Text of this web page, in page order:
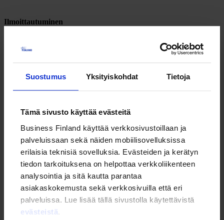
Suostumus Yksityiskohdat Tietoja
Tämä sivusto käyttää evästeitä
Business Finland käyttää verkkosivustoillaan ja
palveluissaan sekä näiden mobiilisovelluksissa
erilaisia teknisiä sovelluksia. Evästeiden ja kerätyn
tiedon tarkoituksena on helpottaa verkkoliikenteen
analysointia ja sitä kautta parantaa
asiakaskokemusta sekä verkkosivuilla että eri
palveluissa. Lue lisää tällä sivustolla käytettävistä
evästeistä
Ilmoittautuminen
Lisätietoa ja ilmoittautuminen
Tervetuloa kuulemaan Team Finland -verkoston ajankohtaiset nostot
syksyyn!
Team Finland koostuu julkisten toimijoiden verkostosta, jotka
palveluillaan auttavat yrityksiä kasvamaan ja kansainvälistymään.
Tule paikalle kuulemaan, miten Pirkanmaan ELY-keskus,
Pirkanmaan TE-palvelut, Tampereen Kauppakamari, Business